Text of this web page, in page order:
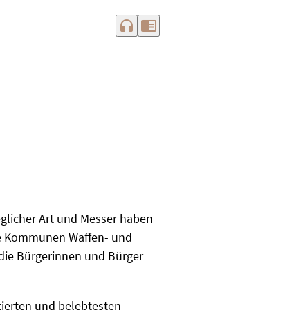
headphones chrome_reader_mode
Art und Messer haben
Waffen- und
Bürgerinnen und Bürger
und belebtesten